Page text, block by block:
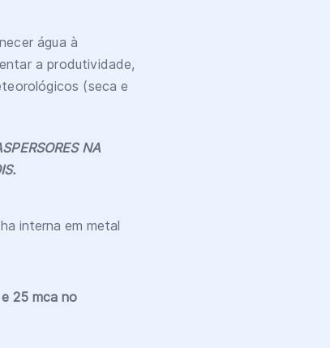
água à
a produtividade,
(seca e
NA
interna em metal
25 mca no